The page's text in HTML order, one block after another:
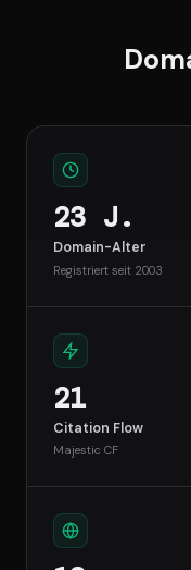
23 J.
Domain-Alter
Registriert seit 2003
21
Citation Flow
Majestic CF